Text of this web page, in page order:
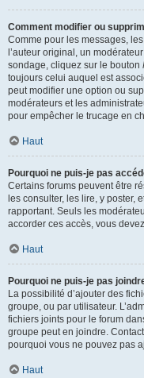
Comment modifier ou
Comme pour les messages,
l’auteur original, un
sondage, cliquez sur le bouton
toujours celui auquel est
peut modifier une option ou
modérateurs et les
pour empêcher le trucage en
Haut
Pourquoi ne puis-je pas
Certains forums peuvent être
les consulter, les lire, y poster,
rapportant. Seuls les
accorder ces accès, vous
Haut
Pourquoi ne puis-je pas
La possibilité d’ajouter des
groupe, ou par utilisateur.
fichiers joints pour le forum
groupe peut en joindre.
pourquoi vous ne pouvez pas
Haut